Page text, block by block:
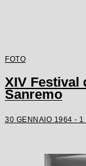
FOTO
XIV Festival
Sanremo
30 GENNAIO 1964 - 1